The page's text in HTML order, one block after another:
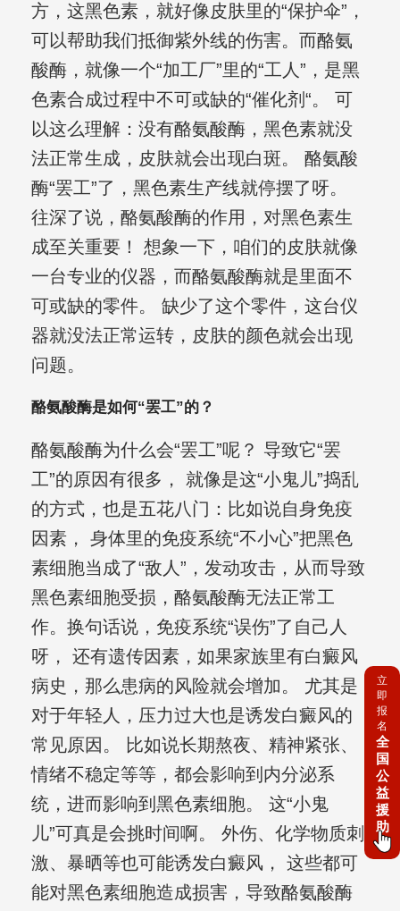
方，这黑色素，就好像皮肤里的“保护伞”，
可以帮助我们抵御紫外线的伤害。而酪氨
酸酶，就像一个“加工厂”里的“工人”，是黑
色素合成过程中不可或缺的“催化剂“。 可
以这么理解：没有酪氨酸酶，黑色素就没
法正常生成，皮肤就会出现白斑。 酪氨酸
酶“罢工”了，黑色素生产线就停摆了呀。
往深了说，酪氨酸酶的作用，对黑色素生
成至关重要！ 想象一下，咱们的皮肤就像
一台专业的仪器，而酪氨酸酶就是里面不
可或缺的零件。 缺少了这个零件，这台仪
器就没法正常运转，皮肤的颜色就会出现
问题。
酪氨酸酶是如何“罢工”的？
酪氨酸酶为什么会“罢工”呢？ 导致它“罢
工”的原因有很多， 就像是这“小鬼儿”捣乱
的方式，也是五花八门：比如说自身免疫
因素， 身体里的免疫系统“不小心”把黑色
素细胞当成了“敌人”，发动攻击，从而导致
黑色素细胞受损，酪氨酸酶无法正常工
作。换句话说，免疫系统“误伤”了自己人
呀， 还有遗传因素，如果家族里有白癜风
病史，那么患病的风险就会增加。 尤其是
对于年轻人，压力过大也是诱发白癜风的
常见原因。 比如说长期熬夜、精神紧张、
情绪不稳定等等，都会影响到内分泌系
统，进而影响到黑色素细胞。 这“小鬼
儿”可真是会挑时间啊。 外伤、化学物质刺
激、暴晒等也可能诱发白癜风， 这些都可
能对黑色素细胞造成损害，导致酪氨酸酶
立
即
报
名
全
国
公
益
援
助